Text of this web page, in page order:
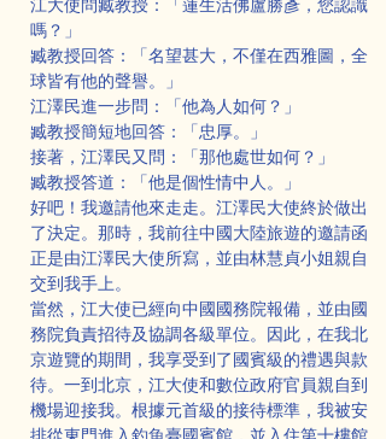
江大使問臧教授：「蓮生活佛盧勝彥，您認識
嗎？」
臧教授回答：「名望甚大，不僅在西雅圖，全
球皆有他的聲譽。」
江澤民進一步問：「他為人如何？」
臧教授簡短地回答：「忠厚。」
接著，江澤民又問：「那他處世如何？」
臧教授答道：「他是個性情中人。」
好吧！我邀請他來走走。江澤民大使終於做出
了決定。那時，我前往中國大陸旅遊的邀請函
正是由江澤民大使所寫，並由林慧貞小姐親自
交到我手上。
當然，江大使已經向中國國務院報備，並由國
務院負責招待及協調各級單位。因此，在我北
京遊覽的期間，我享受到了國賓級的禮遇與款
待。一到北京，江大使和數位政府官員親自到
機場迎接我。根據元首級的接待標準，我被安